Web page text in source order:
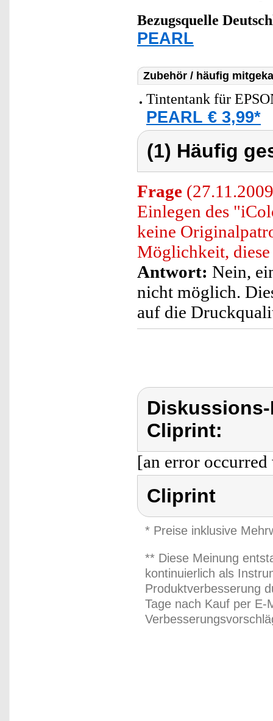
Bezugsquelle
PEARL
Zubehör / häufig
Tintentank für
PEARL € 3,99*
(1) Häufig
Frage
Einlegen des
keine
Möglichkeit,
Antwort: Nein,
nicht möglich.
auf die
Cliprint:
[an error
Cliprint
* Preise inklusive
** Diese Meinung
kontinuierlich als
Produktverbesserung
Tage nach Kauf per E-